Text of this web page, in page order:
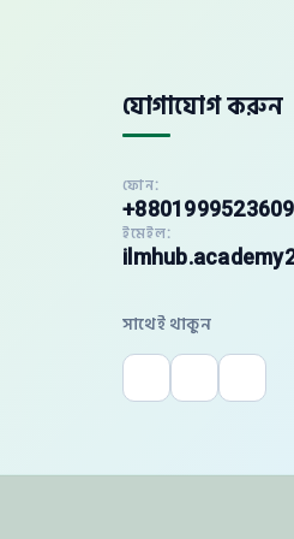
যোগাযোগ করুন
ফোন:
+8801999523609
ইমেইল:
সাথেই থাকুন